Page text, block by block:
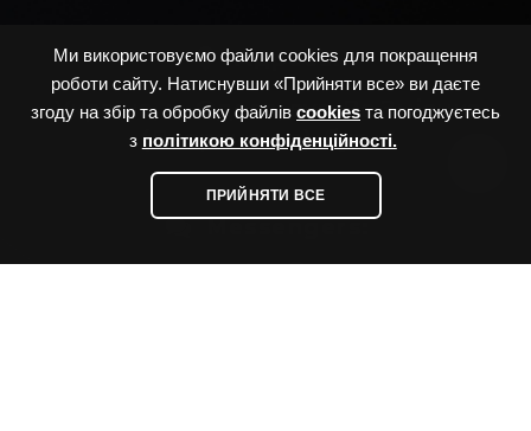
Ми використовуємо файли cookies для покращення
роботи сайту. Натиснувши «Прийняти все» ви даєте
згоду на збір та обробку файлів cookies та погоджуєтесь
з політикою конфіденційності.
ПРИЙНЯТИ ВСЕ
Адреса:
Україна, м. Одеса, вул. Вс.Змієнка
(Дворянська), буд. 7
Messengers: